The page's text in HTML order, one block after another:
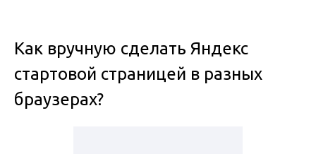
Как вручную сделать Яндекс
стартовой страницей в разных
браузерах?